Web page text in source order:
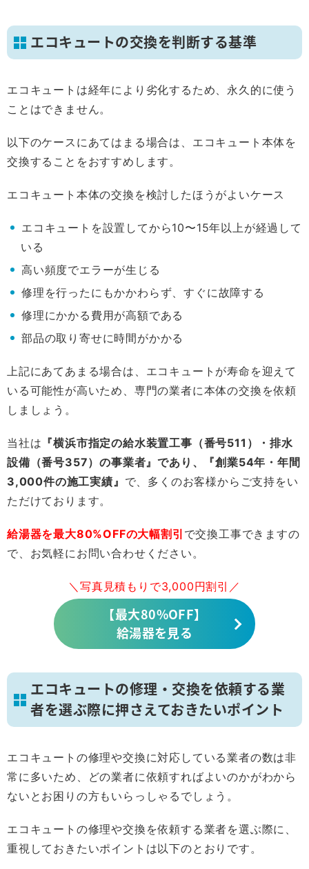
エコキュートの交換を判断する基準
エコキュートは経年により劣化するため、永久的に使う
ことはできません。
以下のケースにあてはまる場合は、エコキュート本体を
交換することをおすすめします。
エコキュート本体の交換を検討したほうがよいケース
エコキュートを設置してから10〜15年以上が経過して
いる
高い頻度でエラーが生じる
修理を行ったにもかかわらず、すぐに故障する
修理にかかる費用が高額である
部品の取り寄せに時間がかかる
上記にあてあまる場合は、エコキュートが寿命を迎えて
いる可能性が高いため、専門の業者に本体の交換を依頼
しましょう。
当社は 『横浜市指定の給水装置工事（番号511）・排水
設備（番号357）の事業者』であり、『創業54年・年間
3,000件の施工実績』 で、多くのお客様からご支持をい
ただけております。
給湯器を最大80%OFFの大幅割引 で交換工事できますの
で、お気軽にお問い合わせください。
＼写真見積もりで3,000円割引／
【最大80%OFF】
給湯器を見る
エコキュートの修理・交換を依頼する業
者を選ぶ際に押さえておきたいポイント
エコキュートの修理や交換に対応している業者の数は非
常に多いため、どの業者に依頼すればよいのかがわから
ないとお困りの方もいらっしゃるでしょう。
エコキュートの修理や交換を依頼する業者を選ぶ際に、
重視しておきたいポイントは以下のとおりです。